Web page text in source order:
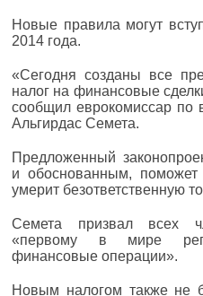
Новые правила могут
2014 года.
«Сегодня созданы все
налог на финансовые
сообщил еврокомиссар по
Альгирдас Семета.
Предложенный
и обоснованным,
умерит безответственную
Семета призвал всех
«первому в мире
финансовые операции».
Новым налогом также не